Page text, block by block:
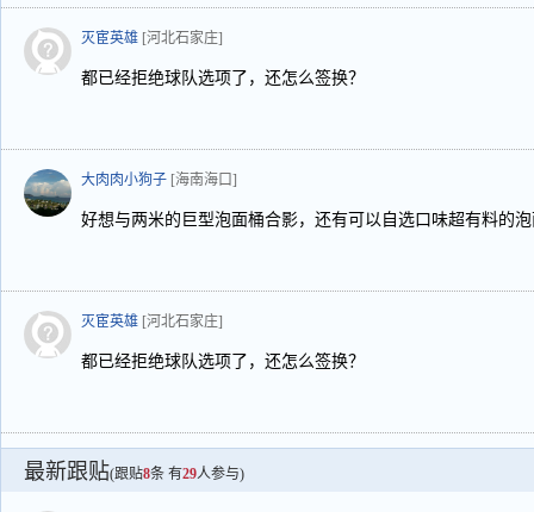
灭宦英雄 [河北石家庄]
都已经拒绝球队选项了，还怎么签换？
大肉肉小狗子 [海南海口]
好想与两米的巨型泡面桶合影，还有可以自选口味超有料的
灭宦英雄 [河北石家庄]
都已经拒绝球队选项了，还怎么签换？
最新跟贴(跟贴8条 有29人参与)